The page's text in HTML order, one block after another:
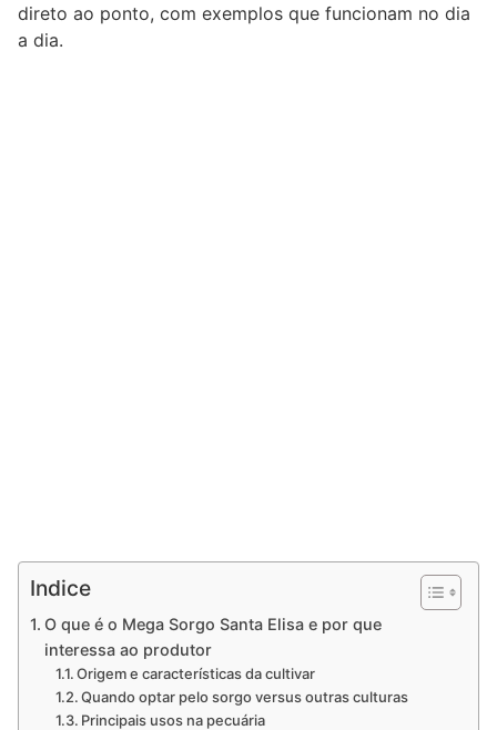
direto ao ponto, com exemplos que funcionam no dia
a dia.
Indice
O que é o Mega Sorgo Santa Elisa e por que
interessa ao produtor
Origem e características da cultivar
Quando optar pelo sorgo versus outras culturas
Principais usos na pecuária